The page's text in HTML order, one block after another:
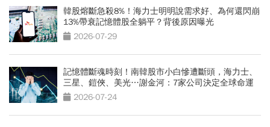
韓股熔斷急殺8%！海力士明明說需求好、為何還閃崩
13%帶衰記憶體股全躺平？背後原因曝光
2026-07-29
記憶體斷魂時刻！南韓股市小白慘遭斷頭，海力士、
三星、鎧俠、美光…謝金河：7家公司決定全球命運
2026-07-24